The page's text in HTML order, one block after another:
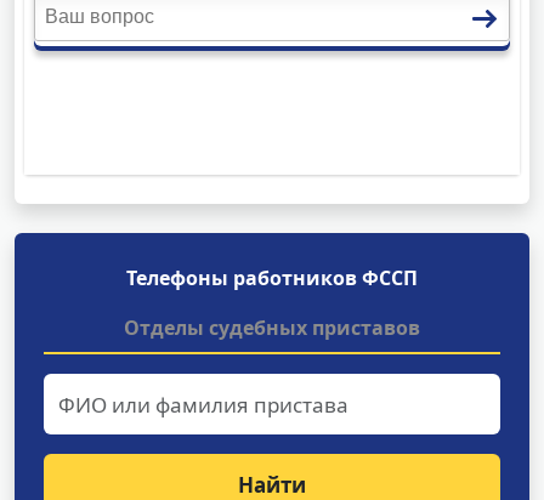
Телефоны работников ФССП
Отделы судебных приставов
Найти